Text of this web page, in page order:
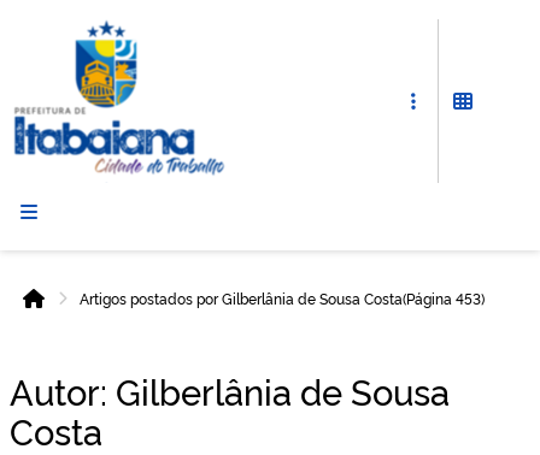
InícioArtigos postados por Gilberlânia de Sousa Costa(Página 453)
Autor: Gilberlânia de Sousa
Costa